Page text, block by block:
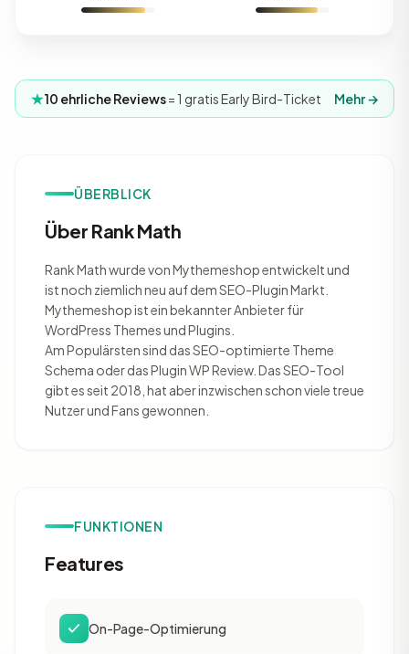
10 ehrliche Reviews= 1 gratis Early Bird-Ticket Mehr →
ÜBERBLICK
Über Rank Math
Rank Math wurde von Mythemeshop entwickelt und
ist noch ziemlich neu auf dem SEO-Plugin Markt.
Mythemeshop ist ein bekannter Anbieter für
WordPress Themes und Plugins.
Am Populärsten sind das SEO-optimierte Theme
Schema oder das Plugin WP Review. Das SEO-Tool
gibt es seit 2018, hat aber inzwischen schon viele treue
Nutzer und Fans gewonnen.
FUNKTIONEN
Features
On-Page-Optimierung